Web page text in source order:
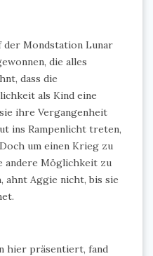
der Mondstation Lunar
die alles
dass die
als Kind eine
ihre Vergangenheit
ins Rampenlicht treten,
um einen Krieg zu
andere Möglichkeit zu
ahnt Aggie nicht, bis sie
hier präsentiert, fand